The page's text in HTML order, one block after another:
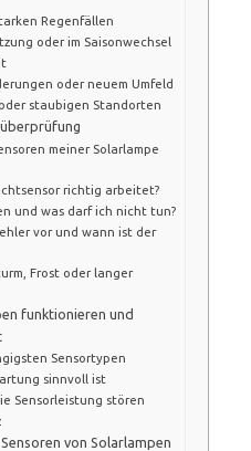
Regenfällen
oder im Saisonwechsel
oder neuem Umfeld
staubigen Standorten
meiner Solarlampe
richtig arbeitet?
und was darf ich nicht tun?
vor und wann ist der
Frost oder langer
funktionieren und
Sensortypen
sinnvoll ist
Sensorleistung stören
von Solarlampen